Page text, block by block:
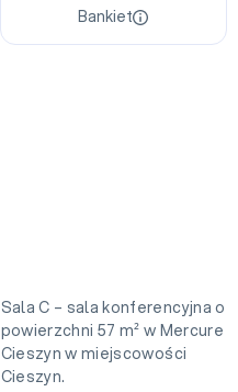
Bankiet
Sala C – sala konferencyjna o
powierzchni 57 m² w Mercure
Cieszyn w miejscowości
Cieszyn.